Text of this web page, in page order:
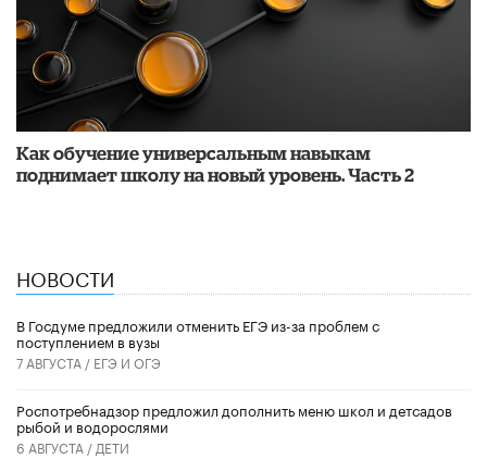
​Как обучение универсальным навыкам
поднимает школу на новый уровень. Часть 2
НОВОСТИ
В Госдуме предложили отменить ЕГЭ из-за проблем с
поступлением в вузы
7 АВГУСТА / ЕГЭ И ОГЭ
Роспотребнадзор предложил дополнить меню школ и детсадов
рыбой и водорослями
6 АВГУСТА / ДЕТИ